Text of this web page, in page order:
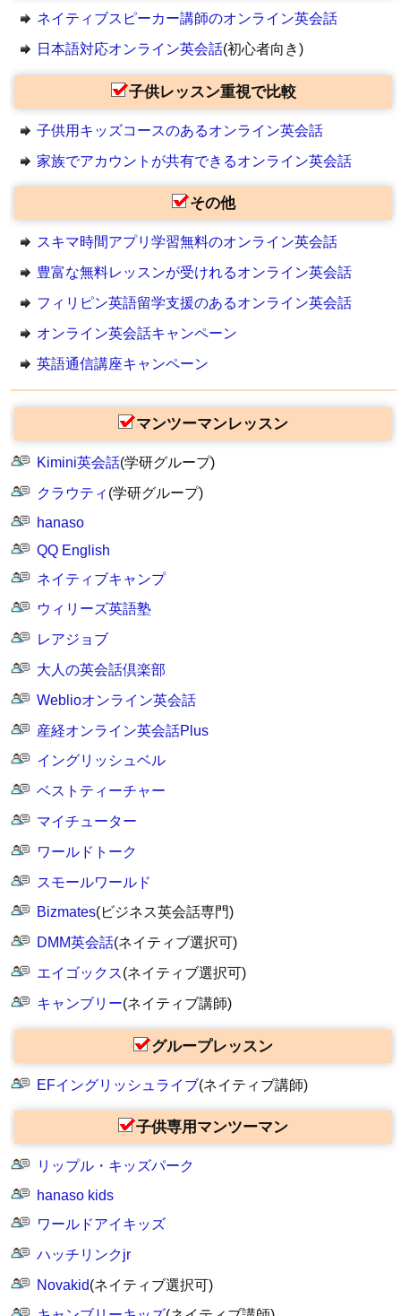
ネイティブスピーカー講師のオンライン英会話
日本語対応オンライン英会話(初心者向き)
子供レッスン重視で比較
子供用キッズコースのあるオンライン英会話
家族でアカウントが共有できるオンライン英会話
その他
スキマ時間アプリ学習無料のオンライン英会話
豊富な無料レッスンが受けれるオンライン英会話
フィリピン英語留学支援のあるオンライン英会話
オンライン英会話キャンペーン
英語通信講座キャンペーン
マンツーマンレッスン
Kimini英会話(学研グループ)
クラウティ (学研グループ)
hanaso
QQ English
ネイティブキャンプ
ウィリーズ英語塾
レアジョブ
大人の英会話倶楽部
Weblioオンライン英会話
産経オンライン英会話Plus
イングリッシュベル
ベストティーチャー
マイチューター
ワールドトーク
スモールワールド
Bizmates(ビジネス英会話専門)
DMM英会話(ネイティブ選択可)
エイゴックス(ネイティブ選択可)
キャンブリー(ネイティブ講師)
グループレッスン
EFイングリッシュライブ(ネイティブ講師)
子供専用マンツーマン
リップル・キッズパーク
hanaso kids
ワールドアイキッズ
ハッチリンクjr
Novakid(ネイティブ選択可)